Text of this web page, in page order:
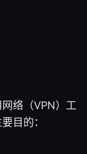
络（VPN）工
目的：